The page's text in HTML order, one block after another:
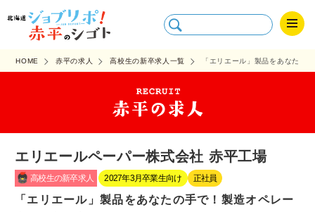
HOME 赤平の求人 高校生の新卒求人一覧 「エリエール」製品をあなたの
エリエールペーパー株式会社 赤平工場
高校生の新卒求人 2027年3月卒業生向け 正社員
「エリエール」製品をあなたの手で！製造オペレー